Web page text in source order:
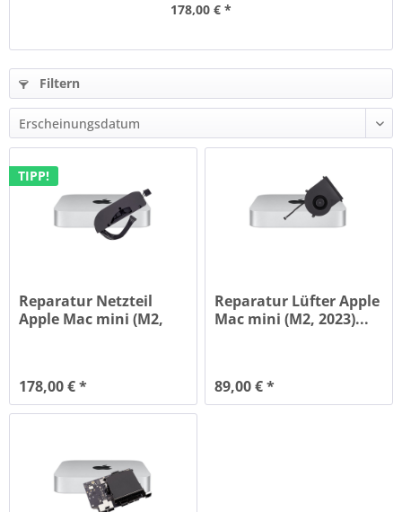
178,00 € *
Filtern
TIPP!
Reparatur Netzteil
Apple Mac mini (M2,
178,00 € *
Reparatur Lüfter Apple
Mac mini (M2, 2023)...
89,00 € *